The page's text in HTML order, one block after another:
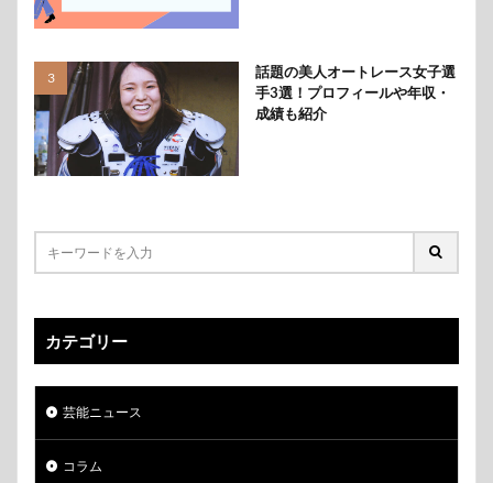
話題の美人オートレース女子選
手3選！プロフィールや年収・
成績も紹介
カテゴリー
芸能ニュース
コラム